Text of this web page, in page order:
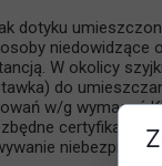
dotyku
niedowidzące
W okolicy
do
w/g wymagań
certyfikaty